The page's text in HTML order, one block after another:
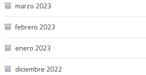
marzo 2023
febrero 2023
enero 2023
diciembre 2022